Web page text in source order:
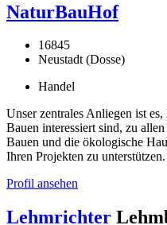
NaturBauHof
16845
Neustadt (Dosse)
Handel
Unser zentrales Anliegen ist
Bauen interessiert sind, zu
Bauen und die ökologische
Ihren Projekten zu
Profil ansehen
Lehmrichter